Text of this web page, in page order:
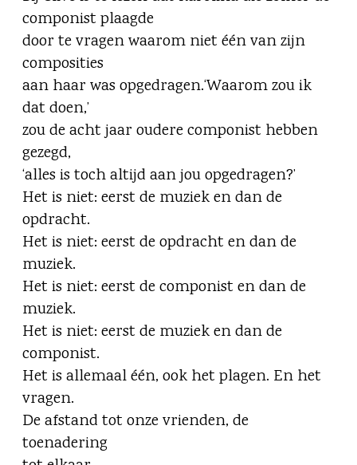
componist plaagde
door te vragen waarom niet één van zijn
composities
aan haar was opgedragen.‘Waarom zou ik
dat doen,’
zou de acht jaar oudere componist hebben
gezegd,
‘alles is toch altijd aan jou opgedragen?’
Het is niet: eerst de muziek en dan de
opdracht.
Het is niet: eerst de opdracht en dan de
muziek.
Het is niet: eerst de componist en dan de
muziek.
Het is niet: eerst de muziek en dan de
componist.
Het is allemaal één, ook het plagen. En het
vragen.
De afstand tot onze vrienden, de
toenadering